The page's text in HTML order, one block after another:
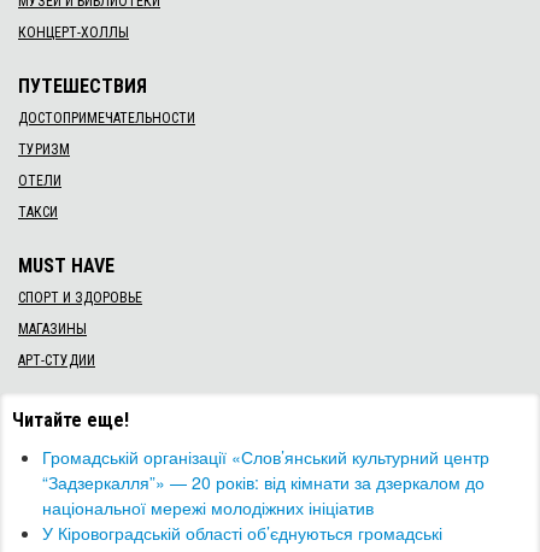
КОНЦЕРТ-ХОЛЛЫ
ПУТЕШЕСТВИЯ
ДОСТОПРИМЕЧАТЕЛЬНОСТИ
ТУРИЗМ
ОТЕЛИ
ТАКСИ
MUST HAVE
СПОРТ И ЗДОРОВЬЕ
МАГАЗИНЫ
АРТ-СТУДИИ
Читайте еще!
​Громадській організації «Слов’янський культурний центр
“Задзеркалля”» — 20 років: від кімнати за дзеркалом до
національної мережі молодіжних ініціатив
​У Кіровоградській області об’єднуються громадські